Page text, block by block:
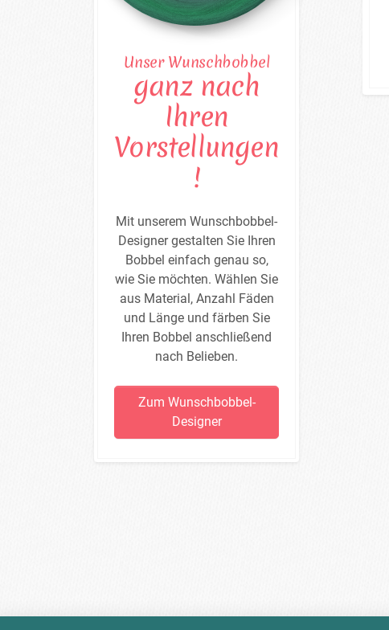
Unser Wunschbobbel
ganz nach
Ihren
Vorstellungen
!
Mit unserem Wunschbobbel-
Designer gestalten Sie Ihren
Bobbel einfach genau so,
wie Sie möchten. Wählen Sie
aus Material, Anzahl Fäden
und Länge und färben Sie
Ihren Bobbel anschließend
nach Belieben.
Zum Wunschbobbel-
Designer